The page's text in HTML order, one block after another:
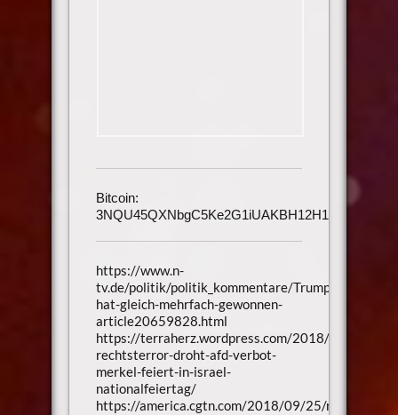
Bitcoin:
3NQU45QXNbgC5Ke2G1iUAKBH12H1h3UmAu
https://www.n-
tv.de/politik/politik_kommentare/Trump-
hat-gleich-mehrfach-gewonnen-
article20659828.html
https://terraherz.wordpress.com/2018/10/03/
rechtsterror-droht-afd-verbot-
merkel-feiert-in-israel-
nationalfeiertag/
https://america.cgtn.com/2018/09/25/read-